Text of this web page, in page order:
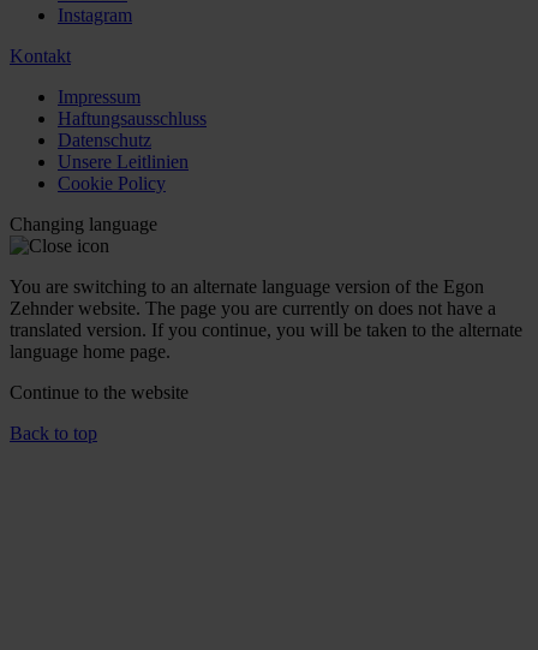
Instagram
Kontakt
Impressum
Haftungsausschluss
Datenschutz
Unsere Leitlinien
Cookie Policy
Changing language
You are switching to an alternate language version of the Egon
Zehnder website. The page you are currently on does not have a
translated version. If you continue, you will be taken to the alternate
language home page.
Continue to the website
Back to top